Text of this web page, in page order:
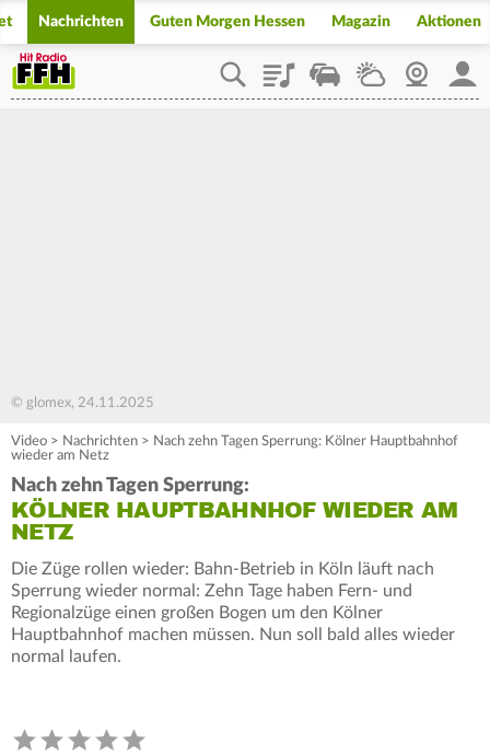
Nachrichten Guten Morgen Hessen Magazin Aktionen
PlaylistStaupilotWetterWebcam
© glomex, 24.11.2025
Video > Nachrichten > Nach zehn Tagen Sperrung: Kölner Hauptbahnhof
wieder am Netz
Nach zehn Tagen Sperrung:
KÖLNER HAUPTBAHNHOF WIEDER AM
NETZ
Die Züge rollen wieder: Bahn-Betrieb in Köln läuft nach
Sperrung wieder normal: Zehn Tage haben Fern- und
Regionalzüge einen großen Bogen um den Kölner
Hauptbahnhof machen müssen. Nun soll bald alles wieder
normal laufen.